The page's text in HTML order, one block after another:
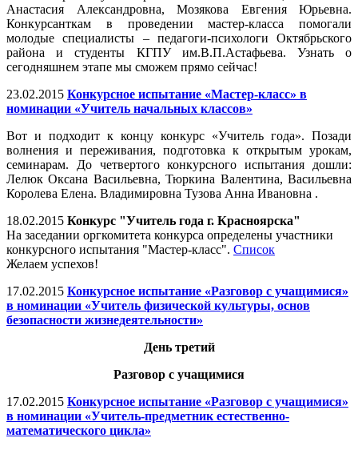
Анастасия Александровна, Мозякова Евгения Юрьевна.
Конкурсанткам в проведении мастер-класса помогали
молодые специалисты – педагоги-психологи Октябрьского
района и студенты КГПУ им.В.П.Астафьева. Узнать о
сегодняшнем этапе мы сможем прямо сейчас!
23.02.2015 Конкурсное испытание «Мастер-класс» в
номинации «Учитель начальных классов»
Вот и подходит к концу конкурс «Учитель года». Позади
волнения и переживания, подготовка к открытым урокам,
семинарам. До четвертого конкурсного испытания дошли:
Лелюк Оксана Васильевна, Тюркина Валентина, Васильевна
Королева Елена. Владимировна Тузова Анна Ивановна .
18.02.2015 Конкурс "Учитель года г. Красноярска"
На заседании оргкомитета конкурса определены участники
конкурсного испытания "Мастер-класс". Список
Желаем успехов!
17.02.2015 Конкурсное испытание «Разговор с учащимися»
в номинации «Учитель физической культуры, основ
безопасности жизнедеятельности»
День третий
Разговор с учащимися
17.02.2015 Конкурсное испытание «Разговор с учащимися»
в номинации «Учитель-предметник естественно-
математического цикла»